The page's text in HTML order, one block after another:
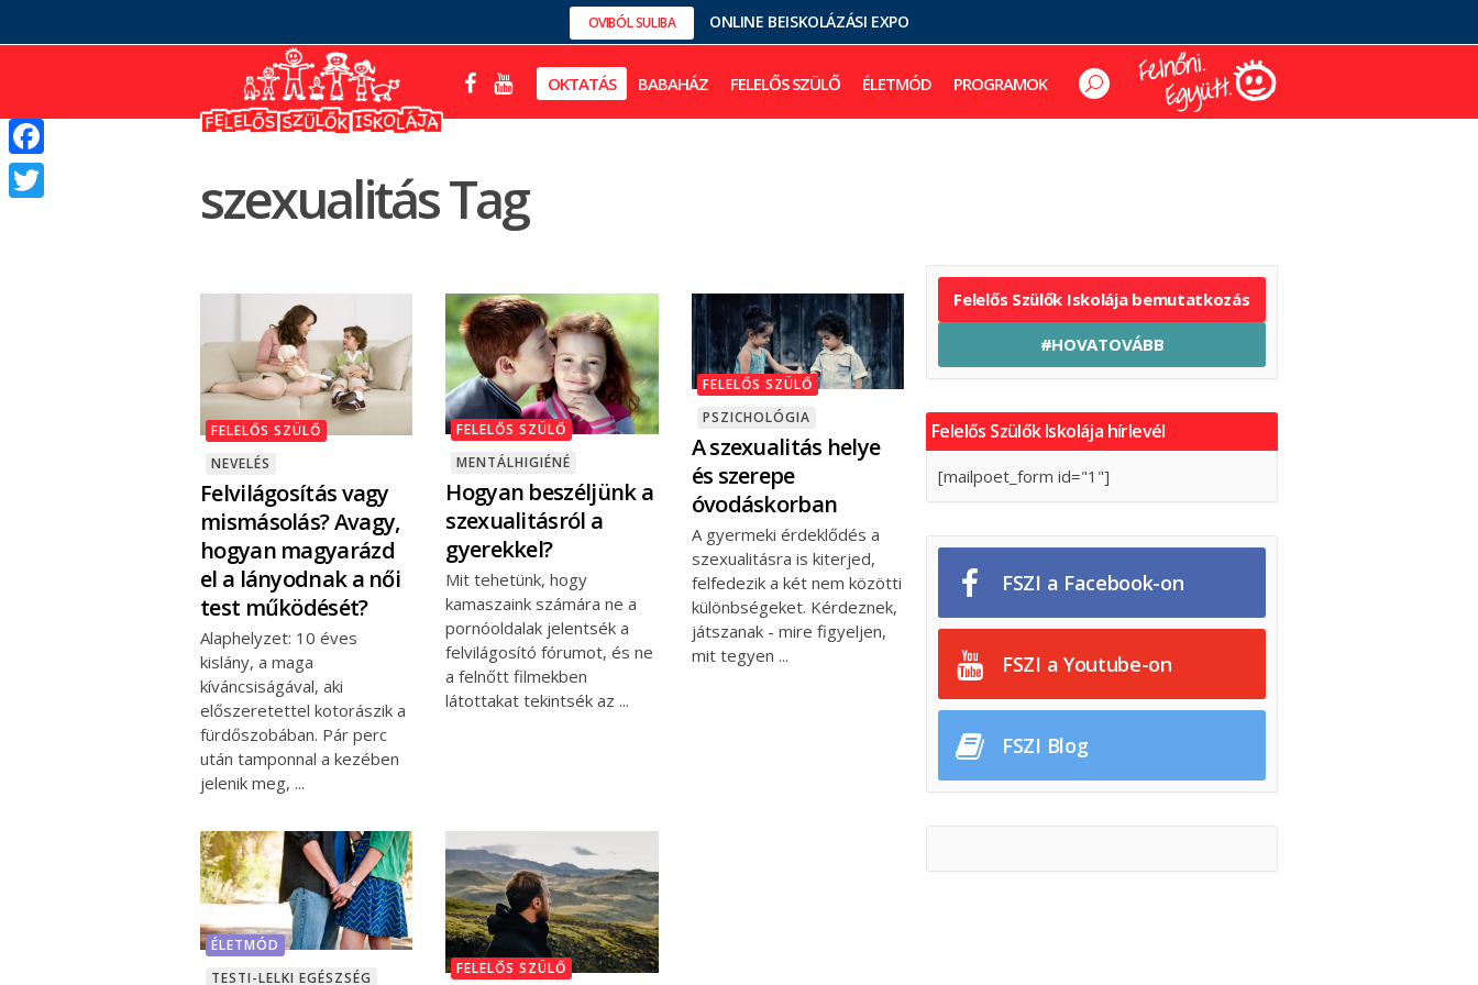
OVIBÓL SULIBA ONLINE BEISKOLÁZÁSI EXPO
OKTATÁS BABAHÁZ FELELŐS SZÜLŐ ÉLETMÓD PROGRAMOK
szexualitás Tag
FELELŐS SZÜLŐ
NEVELÉS
Felvilágosítás vagy
mismásolás? Avagy,
hogyan magyarázd
el a lányodnak a női
test működését?
Alaphelyzet: 10 éves
kislány, a maga
kíváncsiságával, aki
előszeretettel kotorászik a
fürdőszobában. Pár perc
után tamponnal a kezében
jelenik meg,
FELELŐS SZÜLŐ
MENTÁLHIGIÉNÉ
Hogyan beszéljünk a
szexualitásról a
gyerekkel?
Mit tehetünk, hogy
kamaszaink számára ne a
pornóoldalak jelentsék a
felvilágosító fórumot, és ne
a felnőtt filmekben
látottakat tekintsék az
FELELŐS SZÜLŐ
PSZICHOLÓGIA
A szexualitás helye
és szerepe
óvodáskorban
A gyermeki érdeklődés a
szexualitásra is kiterjed,
felfedezik a két nem közötti
különbségeket. Kérdeznek,
játszanak - mire figyeljen,
mit tegyen
ÉLETMÓD
TESTI-LELKI EGÉSZSÉG
FELELŐS SZÜLŐ
Felelős Szülők Iskolája bemutatkozás
#HOVATOVÁBB
Felelős Szülők Iskolája hírlevél
[mailpoet_form id="1"]
FSZI a Facebook-on
FSZI a Youtube-on
FSZI Blog
Facebook